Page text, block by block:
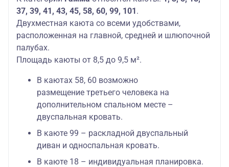
37, 39, 41, 43, 45, 58, 60, 99, 101.
Двухместная каюта со всеми удобствами,
расположенная на главной, средней и шлюпочной
палубах.
Площадь каюты от 8,5 до 9,5 м².
В каютах 58, 60 возможно
размещение третьего человека на
дополнительном спальном месте –
двуспальная кровать.
В каюте 99 – раскладной двуспальный
диван и односпальная кровать.
В каюте 18 – индивидуальная планировка.